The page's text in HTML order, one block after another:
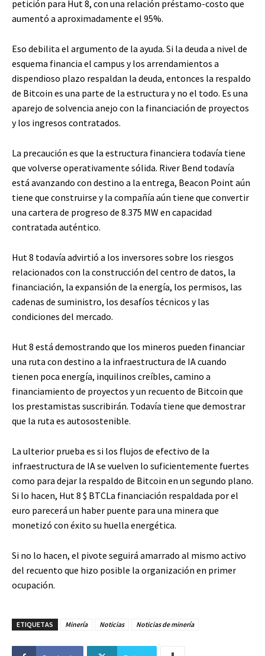
petición para Hut 8, con una relación préstamo-costo que
aumentó a aproximadamente el 95%.
Eso debilita el argumento de la ayuda. Si la deuda a nivel de
esquema financia el campus y los arrendamientos a
dispendioso plazo respaldan la deuda, entonces la respaldo
de Bitcoin es una parte de la estructura y no el todo. Es una
aparejo de solvencia anejo con la financiación de proyectos
y los ingresos contratados.
La precaución es que la estructura financiera todavía tiene
que volverse operativamente sólida. River Bend todavía
está avanzando con destino a la entrega, Beacon Point aún
tiene que construirse y la compañía aún tiene que convertir
una cartera de progreso de 8.375 MW en capacidad
contratada auténtico.
Hut 8 todavía advirtió a los inversores sobre los riesgos
relacionados con la construcción del centro de datos, la
financiación, la expansión de la energía, los permisos, las
cadenas de suministro, los desafíos técnicos y las
condiciones del mercado.
Hut 8 está demostrando que los mineros pueden financiar
una ruta con destino a la infraestructura de IA cuando
tienen poca energía, inquilinos creíbles, camino a
financiamiento de proyectos y un recuento de Bitcoin que
los prestamistas suscribirán. Todavía tiene que demostrar
que la ruta es autosostenible.
La ulterior prueba es si los flujos de efectivo de la
infraestructura de IA se vuelven lo suficientemente fuertes
como para dejar la respaldo de Bitcoin en un segundo plano.
Si lo hacen, Hut 8 $ BTCLa financiación respaldada por el
euro parecerá un haber puente para una minera que
monetizó con éxito su huella energética.
Si no lo hacen, el pivote seguirá amarrado al mismo activo
del recuento que hizo posible la organización en primer
ocupación.
ETIQUETAS Minería Noticias Noticias de minería